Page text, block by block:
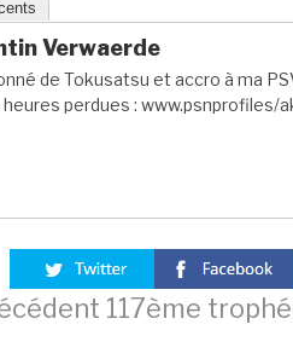
Verwaerde
de Tokusatsu et accro à ma
heures perdues : www.psnprofiles/
117ème